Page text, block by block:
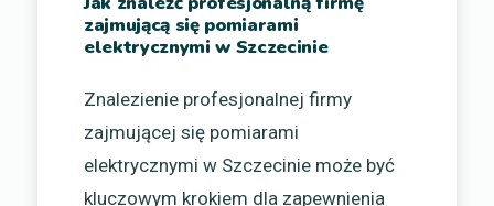
zajmującą się pomiarami
elektrycznymi w Szczecinie
Znalezienie profesjonalnej firmy
zajmującej się pomiarami
elektrycznymi w Szczecinie może być
kluczowym krokiem dla zapewnienia